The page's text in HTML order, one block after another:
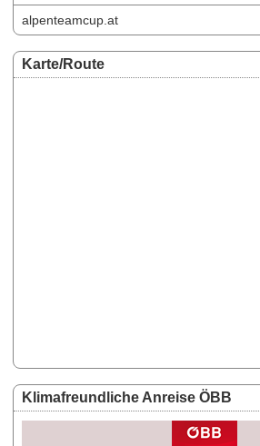
alpenteamcup.at
Karte/Route
Klimafreundliche Anreise ÖBB